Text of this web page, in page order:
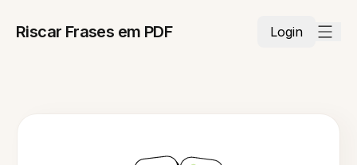
Riscar Frases em PDF Login